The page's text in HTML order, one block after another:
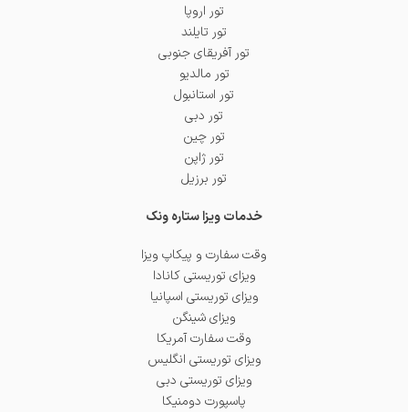
تور اروپا
تور تایلند
تور آفریقای جنوبی
تور مالدیو
تور استانبول
تور دبی
تور چین
تور ژاپن
تور برزیل
خدمات ویزا ستاره ونک
وقت سفارت و پیکاپ ویزا
ویزای توریستی کانادا
ویزای توریستی اسپانیا
ویزای شینگن
وقت سفارت آمریکا
ویزای توریستی انگلیس
ویزای توریستی دبی
پاسپورت دومنیکا